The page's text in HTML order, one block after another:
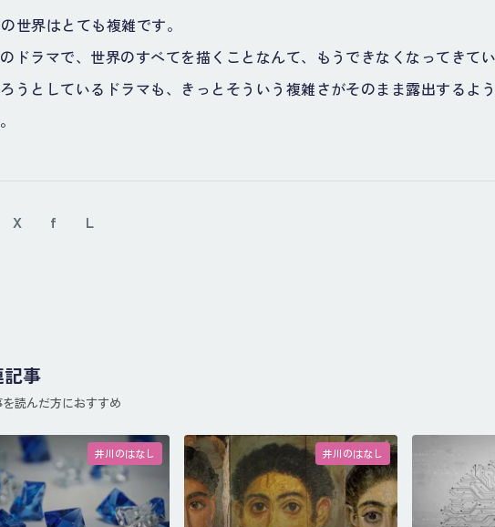
世界はとても複雑です。
ドラマで、世界のすべてを描くことなんて、もうできなくなってきてい
うとしているドラマも、きっとそういう複雑さがそのまま露出するよ
X f L
事
を読んだ方におすすめ
井川のはなし 井川のはなし